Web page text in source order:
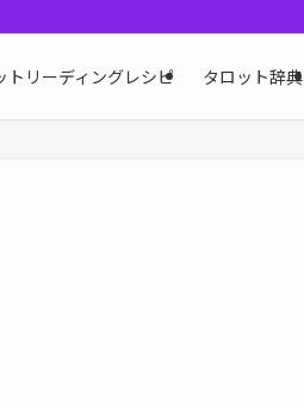
トリーディングレシピ タロット辞典